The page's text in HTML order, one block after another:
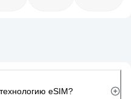
eSIM?